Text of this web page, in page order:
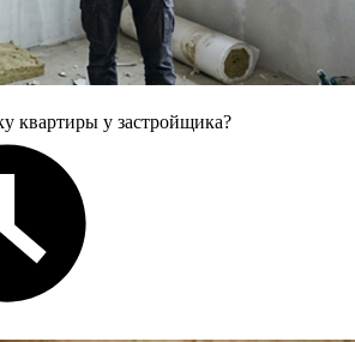
квартиры у застройщика?